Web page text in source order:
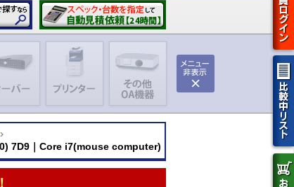
7D9｜Core i7(mouse computer)